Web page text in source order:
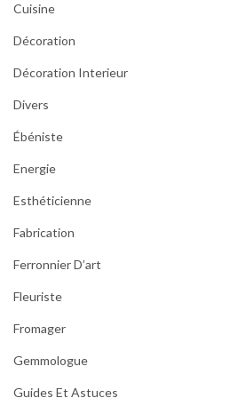
Cuisine
Décoration
Décoration Interieur
Divers
Ébéniste
Energie
Esthéticienne
Fabrication
Ferronnier D’art
Fleuriste
Fromager
Gemmologue
Guides Et Astuces